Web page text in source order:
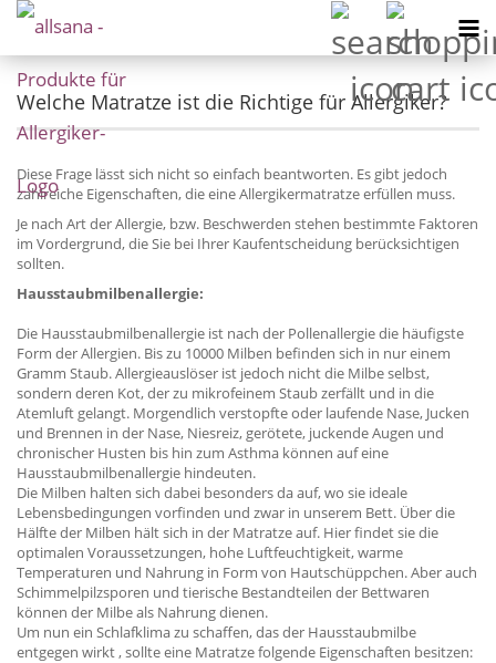
Welche Matratze ist die Richtige für Allergiker?
Diese Frage lässt sich nicht so einfach beantworten. Es gibt jedoch
zahlreiche Eigenschaften, die eine Allergikermatratze erfüllen muss.
Je nach Art der Allergie, bzw. Beschwerden stehen bestimmte Faktoren
im Vordergrund, die Sie bei Ihrer Kaufentscheidung berücksichtigen
sollten.
Hausstaubmilbenallergie:
Die Hausstaubmilbenallergie ist nach der Pollenallergie die häufigste
Form der Allergien. Bis zu 10000 Milben befinden sich in nur einem
Gramm Staub. Allergieauslöser ist jedoch nicht die Milbe selbst,
sondern deren Kot, der zu mikrofeinem Staub zerfällt und in die
Atemluft gelangt. Morgendlich verstopfte oder laufende Nase, Jucken
und Brennen in der Nase, Niesreiz, gerötete, juckende Augen und
chronischer Husten bis hin zum Asthma können auf eine
Hausstaubmilbenallergie hindeuten.
Die Milben halten sich dabei besonders da auf, wo sie ideale
Lebensbedingungen vorfinden und zwar in unserem Bett. Über die
Hälfte der Milben hält sich in der Matratze auf. Hier findet sie die
optimalen Voraussetzungen, hohe Luftfeuchtigkeit, warme
Temperaturen und Nahrung in Form von Hautschüppchen. Aber auch
Schimmelpilzsporen und tierische Bestandteilen der Bettwaren
können der Milbe als Nahrung dienen.
Um nun ein Schlafklima zu schaffen, das der Hausstaubmilbe
entgegen wirkt , sollte eine Matratze folgende Eigenschaften besitzen: